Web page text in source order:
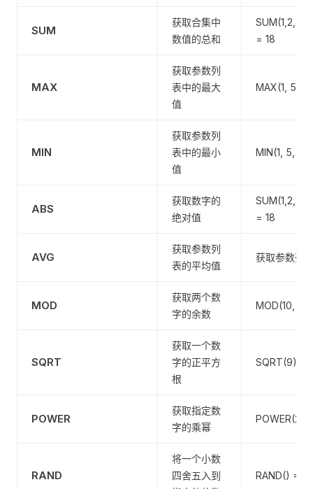
SUM
获取合集中
数值的总和
SUM(1,2,3)
= 18
MAX
获取参数列
表中的最大
值
MAX(1, 5,
MIN
获取参数列
表中的最小
值
MIN(1, 5,
ABS
获取数字的
绝对值
SUM(1,2,3)
= 18
AVG
获取参数列
表的平均值
获取参数列
MOD
获取两个数
字的余数
MOD(10, 3)
SQRT
获取一个数
字的正平方
根
SQRT(9) =
POWER
获取指定数
字的乘幂
POWER(2,
RAND
将一个小数
四舍五入到
RAND() =